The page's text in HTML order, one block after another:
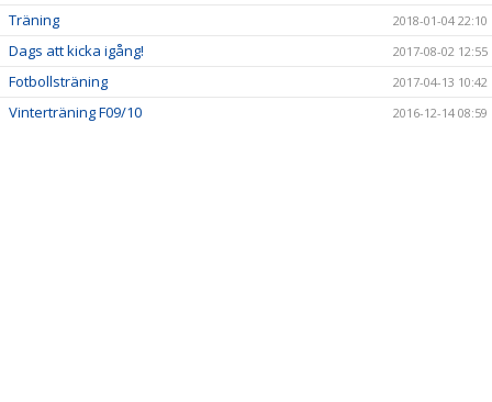
Träning 2018-01-04 22:10
Dags att kicka igång! 2017-08-02 12:55
Fotbollsträning 2017-04-13 10:42
Vinterträning F09/10 2016-12-14 08:59